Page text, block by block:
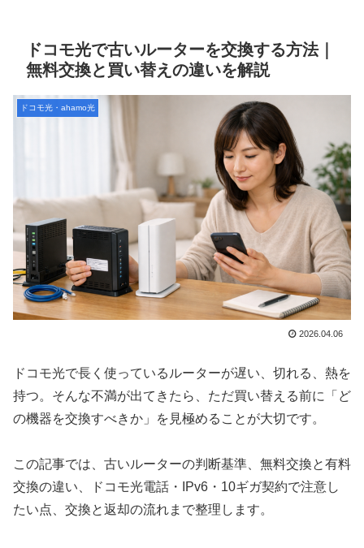
ドコモ光で古いルーターを交換する方法｜
無料交換と買い替えの違いを解説
ドコモ光・ahamo光
2026.04.06
ドコモ光で長く使っているルーターが遅い、切れる、熱を
持つ。そんな不満が出てきたら、ただ買い替える前に「ど
の機器を交換すべきか」を見極めることが大切です。
この記事では、古いルーターの判断基準、無料交換と有料
交換の違い、ドコモ光電話・IPv6・10ギガ契約で注意し
たい点、交換と返却の流れまで整理します。